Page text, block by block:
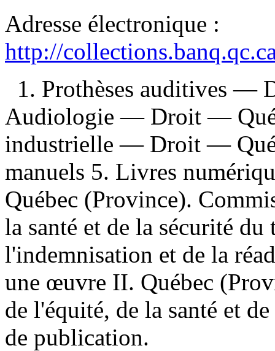
Adresse électronique :
http://
1. Prothèses auditives —
Audiologie — Droit —
industrielle — Droit —
manuels 5. Livres
Québec (Province).
la santé et de la sécurité
l'indemnisation et de la
une œuvre II. Québec
de l'équité, de la santé et
de publication.